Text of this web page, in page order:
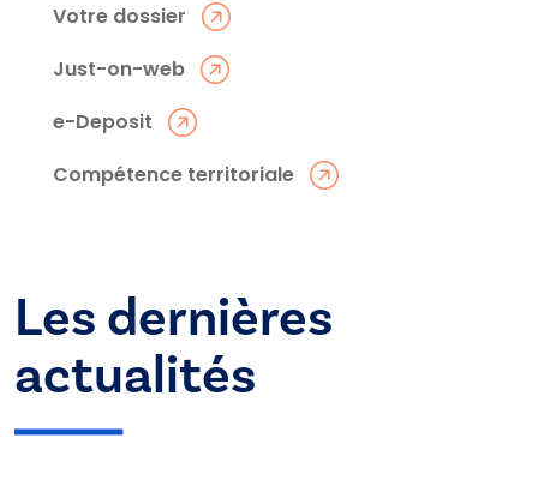
Votre dossier
Just-on-web
e-Deposit
Compétence territoriale
Les dernières
actualités